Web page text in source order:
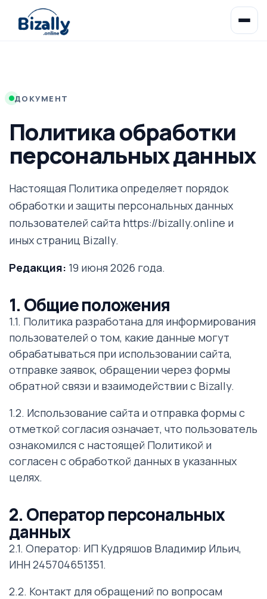
ДОКУМЕНТ
Политика обработки
персональных данных
Настоящая Политика определяет порядок
обработки и защиты персональных данных
пользователей сайта https://bizally.online и
иных страниц Bizally.
Редакция: 19 июня 2026 года.
1. Общие положения
1.1. Политика разработана для информирования
пользователей о том, какие данные могут
обрабатываться при использовании сайта,
отправке заявок, обращении через формы
обратной связи и взаимодействии с Bizally.
1.2. Использование сайта и отправка формы с
отметкой согласия означает, что пользователь
ознакомился с настоящей Политикой и
согласен с обработкой данных в указанных
целях.
2. Оператор персональных
данных
2.1. Оператор: ИП Кудряшов Владимир Ильич,
ИНН 245704651351.
2.2. Контакт для обращений по вопросам